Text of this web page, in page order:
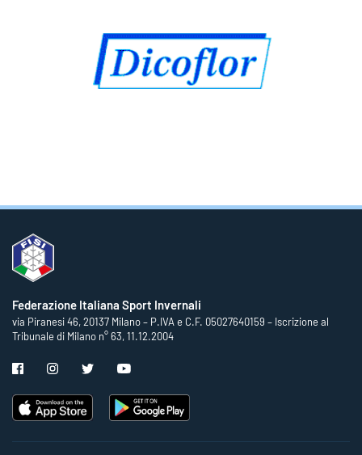
Federazione Italiana Sport Invernali
via Piranesi 46, 20137 Milano – P.IVA e C.F. 05027640159 – Iscrizione al
Tribunale di Milano n° 63, 11.12.2004